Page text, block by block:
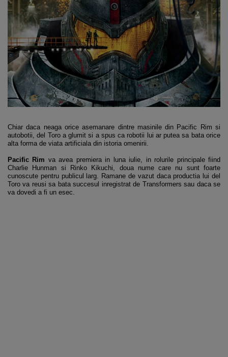
Chiar daca neaga orice asemanare dintre masinile din Pacific Rim si
autobotii, del Toro a glumit si a spus ca robotii lui ar putea sa bata orice
alta forma de viata artificiala din istoria omenirii.
Pacific Rim va avea premiera in luna iulie, in rolurile principale fiind
Charlie Hunman si Rinko Kikuchi, doua nume care nu sunt foarte
cunoscute pentru publicul larg. Ramane de vazut daca productia lui del
Toro va reusi sa bata succesul inregistrat de Transformers sau daca se
va dovedi a fi un esec.